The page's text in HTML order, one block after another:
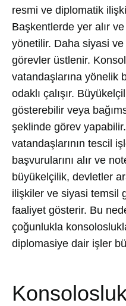
resmi ve diplomatik
Başkentlerde yer alır
yönetilir. Daha siyasi ve
görevler üstlenir.
vatandaşlarına yönelik
odaklı çalışır.
gösterebilir veya
şeklinde görev
vatandaşlarının tescil
başvurularını alır ve
büyükelçilik, devletler
ilişkiler ve siyasi temsil
faaliyet gösterir. Bu
çoğunlukla
diplomasiye dair işler